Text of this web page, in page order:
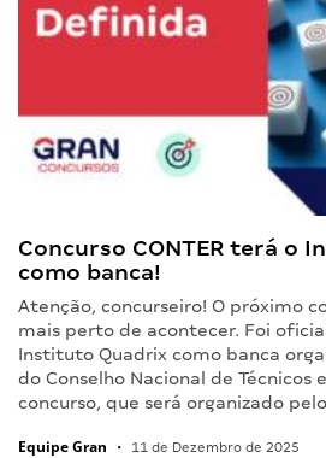
Concurso CONTER terá o
como banca!
Atenção, concurseiro! O próximo
mais perto de acontecer. Foi
Instituto Quadrix como banca
do Conselho Nacional de Técnicos
concurso, que será organizado
Equipe Gran • 11 de Dezembro de 2025